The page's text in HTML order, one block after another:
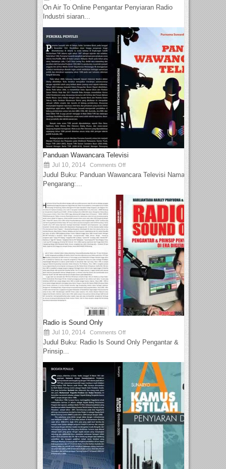
On Air To Online Pengantar Penyiaran Radio
Industri siaran...
Panduan Wawancara Televisi
Jul 10, 2014 Comments Off
Judul Buku: Panduan Wawancara Televisi Nama
Pengarang:...
Radio is Sound Only
Jul 10, 2014 Comments Off
Judul Buku: Radio Is Sound Only Pengantar &
Prinsip...